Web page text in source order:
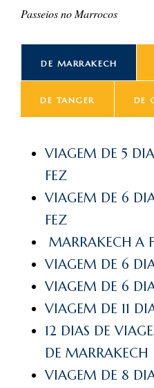
Passeios no Marrocos
DE MARRAKECH
DE TANGER DE
VIAGEM DE 5
FEZ
VIAGEM DE 6
FEZ
MARRAKECH A
VIAGEM DE 6
VIAGEM DE 6
VIAGEM DE 11
12 DIAS DE
DE MARRAKECH
VIAGEM DE 8